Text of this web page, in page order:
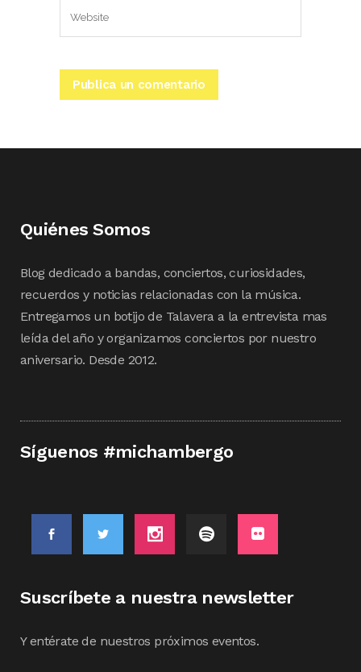
Quiénes Somos
Blog dedicado a bandas, conciertos, curiosidades,
recuerdos y noticias relacionadas con la música.
Entregamos un botijo de Talavera a la entrevista mas
leída del año y organizamos conciertos por nuestro
aniversario. Desde 2012.
Síguenos #michambergo
Suscríbete a nuestra newsletter
Y entérate de nuestros próximos eventos.